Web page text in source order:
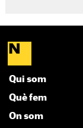
Qui som
Què fem
On som